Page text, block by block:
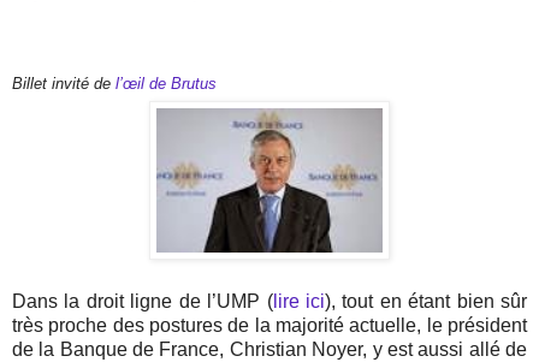
Billet invité de l’œil de Brutus
Dans la droit ligne de l’UMP (lire ici), tout en étant bien sûr
très proche des postures de la majorité actuelle, le président
de la Banque de France, Christian Noyer, y est aussi allé de